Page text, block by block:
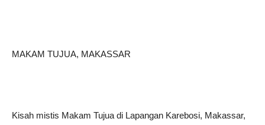
MAKAM TUJUA, MAKASSAR
Kisah mistis Makam Tujua di Lapangan Karebosi, Makassar,